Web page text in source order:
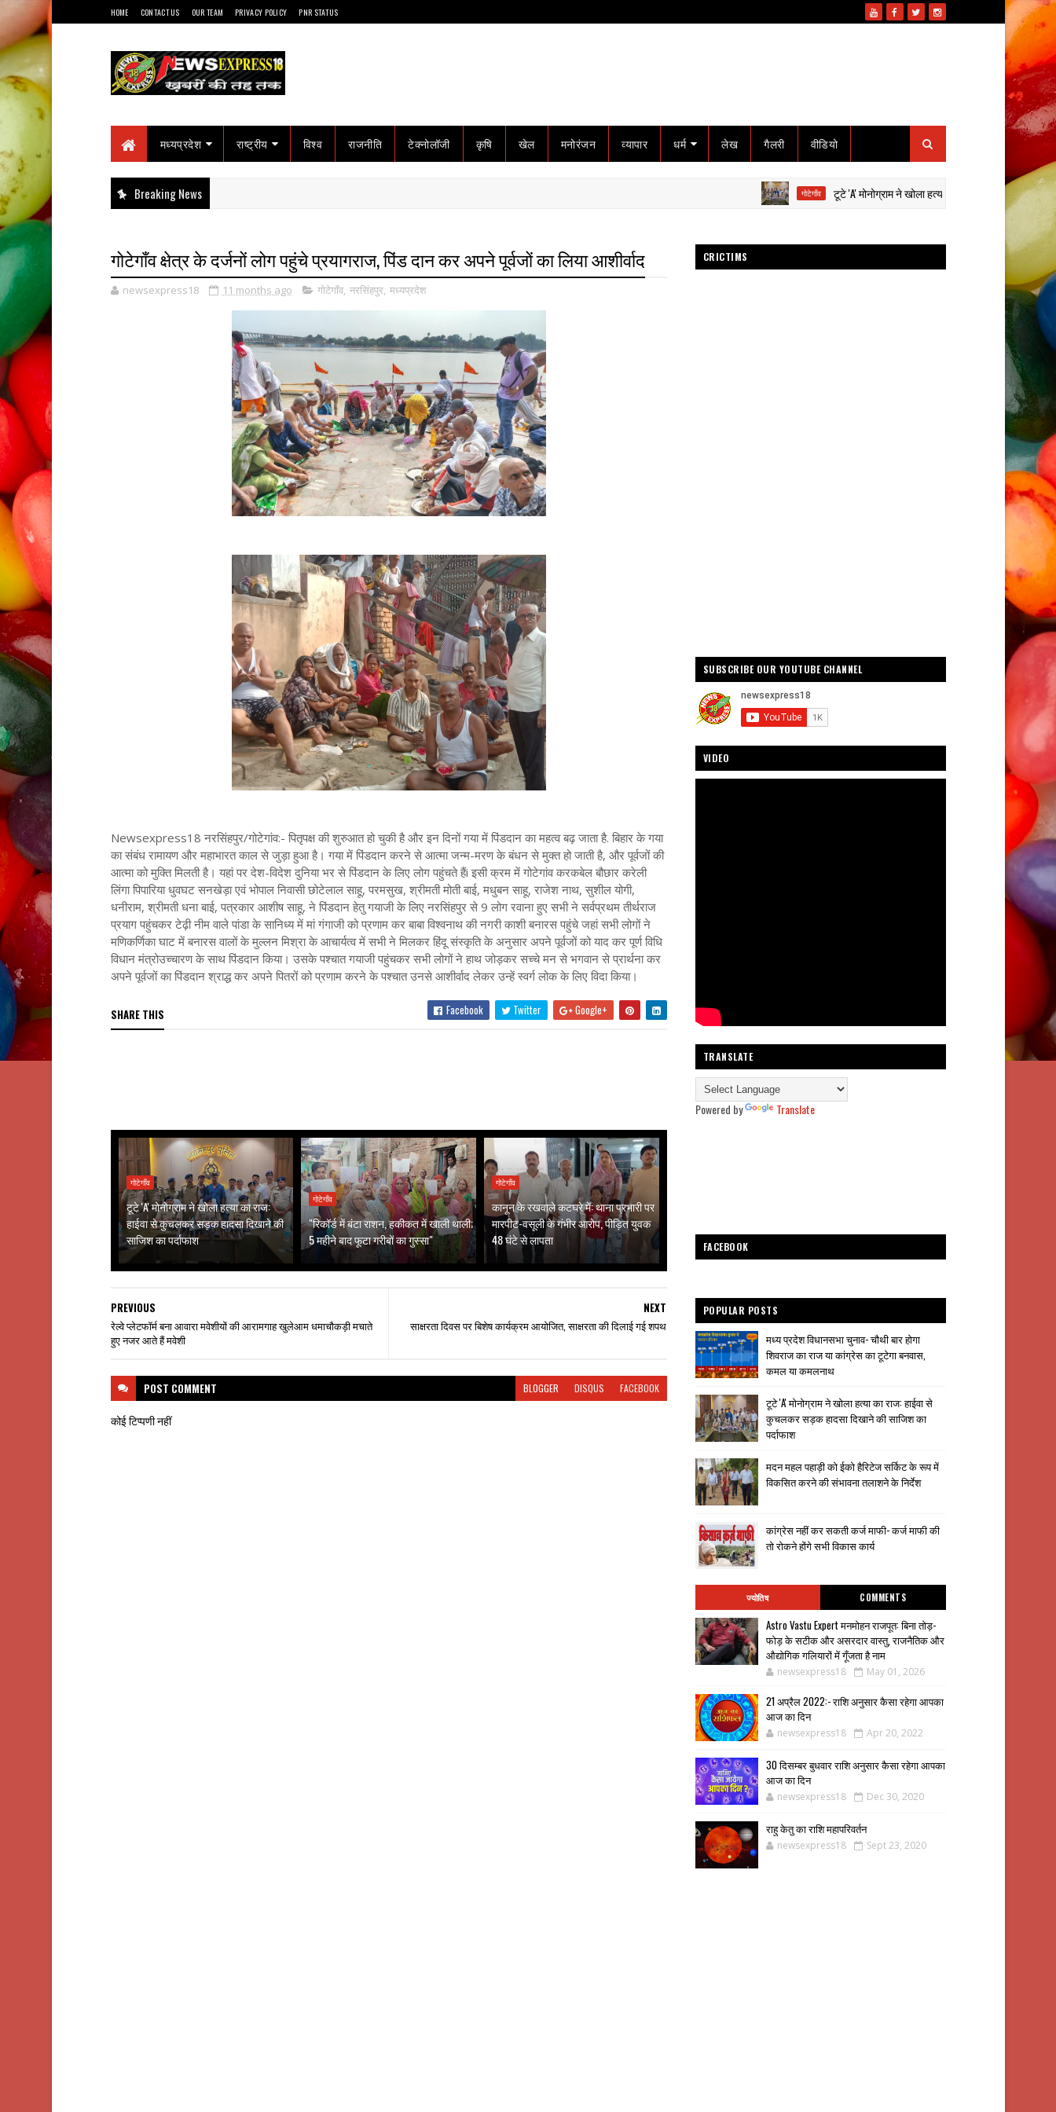
HOME CONTACT US OUR TEAM PRIVACY POLICY PNR STATUS
मध्यप्रदेश राष्ट्रीय विश्व राजनीति टेक्नोलॉजी कृषि खेल मनोरंजन व्यापार धर्म लेख गैलरी वीडियो
Breaking News गोटेगाँव टूटे 'A' मोनोग्राम ने खोला हत्या का राज: हाईवा से कुचलकर सड़क
गोटेगाँव क्षेत्र के दर्जनों लोग पहुंचे प्रयागराज, पिंड दान कर अपने पूर्वजों का लिया आशीर्वाद
newsexpress18 11 months ago गोटेगाँव, नरसिंहपुर, मध्यप्रदेश
Newsexpress18 नरसिंहपुर/गोटेगांव:- पितृपक्ष की शुरुआत हो चुकी है और इन दिनों गया में पिंडदान का महत्व बढ़ जाता है. बिहार के गया
का संबंध रामायण और महाभारत काल से जुड़ा हुआ है। गया में पिंडदान करने से आत्मा जन्म-मरण के बंधन से मुक्त हो जाती है, और पूर्वजों की
आत्मा को मुक्ति मिलती है। यहां पर देश-विदेश दुनिया भर से पिंडदान के लिए लोग पहुंचते हैंi इसी क्रम में गोटेगांव करकबेल बौछार करेली
लिंगा पिपारिया धुवघट सनखेड़ा एवं भोपाल निवासी छोटेलाल साहू, परमसुख, श्रीमती मोती बाई, मधुबन साहू, राजेश नाथ, सुशील योगी,
धनीराम, श्रीमती धना बाई, पत्रकार आशीष साहू, ने पिंडदान हेतु गयाजी के लिए नरसिंहपुर से 9 लोग रवाना हुए सभी ने सर्वप्रथम तीर्थराज
प्रयाग पहुंचकर टेढ़ी नीम वाले पांडा के सानिध्य में मां गंगाजी को प्रणाम कर बाबा विश्वनाथ की नगरी काशी बनारस पहुंचे जहां सभी लोगों ने
मणिकर्णिका घाट में बनारस वालों के मुल्लन मिश्रा के आचार्यत्व में सभी ने मिलकर हिंदू संस्कृति के अनुसार अपने पूर्वजों को याद कर पूर्ण विधि
विधान मंत्रोउच्चारण के साथ पिंडदान किया। उसके पश्चात गयाजी पहुंचकर सभी लोगों ने हाथ जोड़कर सच्चे मन से भगवान से प्रार्थना कर
अपने पूर्वजों का पिंडदान श्राद्ध कर अपने पितरों को प्रणाम करने के पश्चात उनसे आशीर्वाद लेकर उन्हें स्वर्ग लोक के लिए विदा किया।
SHARE THIS Facebook Twitter Google+
गोटेगाँव
टूटे 'A' मोनोग्राम ने खोला हत्या का राज:
हाईवा से कुचलकर सड़क हादसा दिखाने की
साजिश का पर्दाफाश
गोटेगाँव
"रिकॉर्ड में बंटा राशन, हकीकत में खाली थाली;
5 महीने बाद फूटा गरीबों का गुस्सा"
गोटेगाँव
कानून के रखवाले कटघरे में: थाना प्रभारी पर
मारपीट-वसूली के गंभीर आरोप, पीड़ित युवक
48 घंटे से लापता
NEXT
साक्षरता दिवस पर बिशेष कार्यक्रम आयोजित, साक्षरता की दिलाई गई शपथ
PREVIOUS
रेल्वे प्लेटफॉर्म बना आवारा मवेशीयों की आरामगाह खुलेआम धमाचौकड़ी मचाते
हुए नजर आते हैं मवेशी
POST COMMENT BLOGGER DISQUS FACEBOOK
कोई टिप्पणी नहीं
CRICTIMS
SUBSCRIBE OUR YOUTUBE CHANNEL
VIDEO
TRANSLATE
Powered by Translate
FACEBOOK
POPULAR POSTS
मध्य प्रदेश विधानसभा चुनाव- चौथी बार होगा
शिवराज का राज या कांग्रेस का टूटेगा बनवास,
कमल या कमलनाथ
टूटे 'A' मोनोग्राम ने खोला हत्या का राज: हाईवा से
कुचलकर सड़क हादसा दिखाने की साजिश का
पर्दाफाश
मदन महल पहाड़ी को ईको हैरिटेज सर्किट के रूप में
विकसित करने की संभावना तलाशने के निर्देश
कांग्रेस नहीं कर सकती कर्ज माफी- कर्ज माफी की
तो रोकने होंगे सभी विकास कार्य
ज्योतिष COMMENTS
Astro Vastu Expert मनमोहन राजपूत: बिना तोड़-
फोड़ के सटीक और असरदार वास्तु, राजनैतिक और
औद्योगिक गलियारों में गूँजता है नाम
newsexpress18 May 01, 2026
21 अप्रैल 2022:- राशि अनुसार कैसा रहेगा आपका
आज का दिन
newsexpress18 Apr 20, 2022
30 दिसम्बर बुधवार राशि अनुसार कैसा रहेगा आपका
आज का दिन
newsexpress18 Dec 30, 2020
राहु केतु का राशि महापरिवर्तन
newsexpress18 Sept 23, 2020